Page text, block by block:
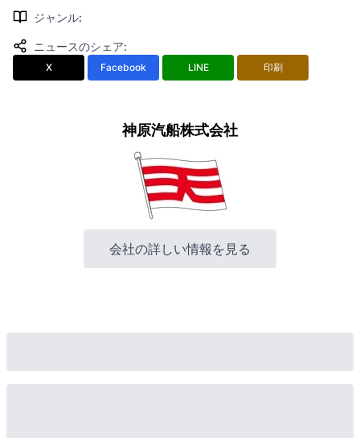
ジャンル:
ニュースのシェア:
X Facebook LINE 印刷
神原汽船株式会社
会社の詳しい情報を見る